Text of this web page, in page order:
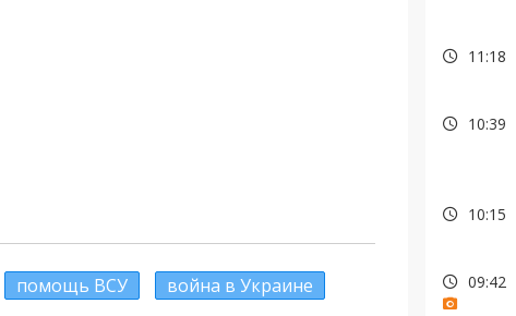
помощь ВСУ война в Украине
11:18
10:39
10:15
09:42